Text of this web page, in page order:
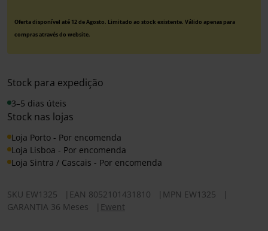
Oferta disponível até 12 de Agosto. Limitado ao stock existente. Válido apenas para
compras através do website.
Stock para expedição
3–5 dias úteis
Stock nas lojas
Loja Porto - Por encomenda
Loja Lisboa - Por encomenda
Loja Sintra / Cascais - Por encomenda
SKU EW1325 EAN 8052101431810 MPN EW1325
GARANTIA 36 Meses
Ewent